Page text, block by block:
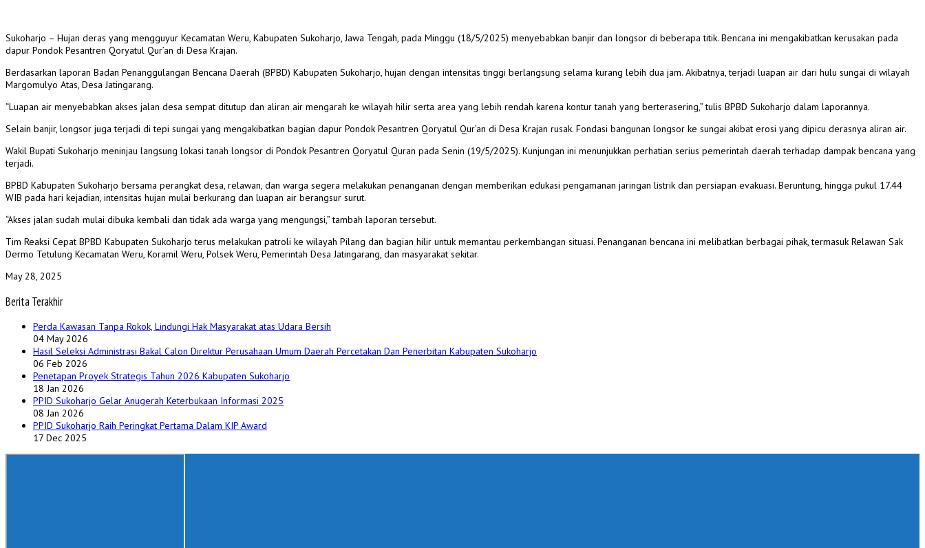
Sukoharjo – Hujan deras yang mengguyur Kecamatan Weru, Kabupaten Sukoharjo, Jawa Tengah, pada Minggu (18/5/2025) menyebabkan banjir dan longsor di beberapa titik. Bencana ini mengakibatkan kerusakan pada
dapur Pondok Pesantren Qoryatul Qur’an di Desa Krajan.
Berdasarkan laporan Badan Penanggulangan Bencana Daerah (BPBD) Kabupaten Sukoharjo, hujan dengan intensitas tinggi berlangsung selama kurang lebih dua jam. Akibatnya, terjadi luapan air dari hulu sungai di wilayah
Margomulyo Atas, Desa Jatingarang.
“Luapan air menyebabkan akses jalan desa sempat ditutup dan aliran air mengarah ke wilayah hilir serta area yang lebih rendah karena kontur tanah yang berterasering,” tulis BPBD Sukoharjo dalam laporannya.
Selain banjir, longsor juga terjadi di tepi sungai yang mengakibatkan bagian dapur Pondok Pesantren Qoryatul Qur’an di Desa Krajan rusak. Fondasi bangunan longsor ke sungai akibat erosi yang dipicu derasnya aliran air.
Wakil Bupati Sukoharjo meninjau langsung lokasi tanah longsor di Pondok Pesantren Qoryatul Quran pada Senin (19/5/2025). Kunjungan ini menunjukkan perhatian serius pemerintah daerah terhadap dampak bencana yang
terjadi.
BPBD Kabupaten Sukoharjo bersama perangkat desa, relawan, dan warga segera melakukan penanganan dengan memberikan edukasi pengamanan jaringan listrik dan persiapan evakuasi. Beruntung, hingga pukul 17.44
WIB pada hari kejadian, intensitas hujan mulai berkurang dan luapan air berangsur surut.
“Akses jalan sudah mulai dibuka kembali dan tidak ada warga yang mengungsi,” tambah laporan tersebut.
Tim Reaksi Cepat BPBD Kabupaten Sukoharjo terus melakukan patroli ke wilayah Pilang dan bagian hilir untuk memantau perkembangan situasi. Penanganan bencana ini melibatkan berbagai pihak, termasuk Relawan Sak
Dermo Tetulung Kecamatan Weru, Koramil Weru, Polsek Weru, Pemerintah Desa Jatingarang, dan masyarakat sekitar.
May 28, 2025
Berita Terakhir
Perda Kawasan Tanpa Rokok, Lindungi Hak Masyarakat atas Udara Bersih
04 May 2026
Hasil Seleksi Administrasi Bakal Calon Direktur Perusahaan Umum Daerah Percetakan Dan Penerbitan Kabupaten Sukoharjo
06 Feb 2026
Penetapan Proyek Strategis Tahun 2026 Kabupaten Sukoharjo
18 Jan 2026
PPID Sukoharjo Gelar Anugerah Keterbukaan Informasi 2025
08 Jan 2026
PPID Sukoharjo Raih Peringkat Pertama Dalam KIP Award
17 Dec 2025